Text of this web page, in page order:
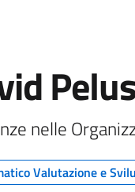
nelle
Valutazione e